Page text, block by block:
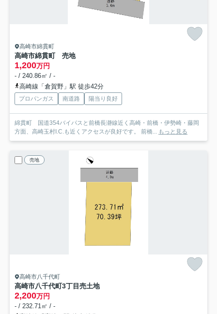
高崎市綿貫町
高崎市綿貫町 売地
1,200万円
- / 240.86㎡ / -
高崎線「倉賀野」駅 徒歩42分
プロパンガス 南道路 陽当り良好
綿貫町 国道354バイパスと前橋長瀞線近く高崎・前橋・伊勢崎・藤岡
方面、高崎玉村I.C.も近くアクセスが良好です。 前橋...
もっと見る
売地
高崎市八千代町
高崎市八千代町3丁目売土地
2,200万円
- / 232.71㎡ / -